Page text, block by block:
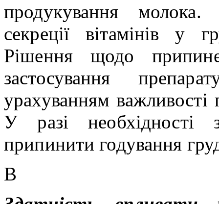
продукування молока.
секреції вітамінів у
Рішення щодо
застосування
урахуваннямважливості
У разі необхідності
припинити годування
В